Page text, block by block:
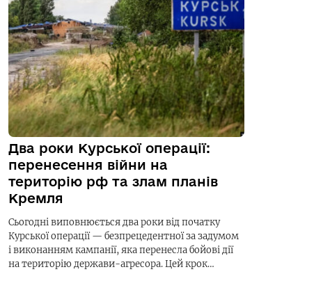
Два роки Курської операції:
перенесення війни на
територію рф та злам планів
Кремля
Сьогодні виповнюється два роки від початку
Курської операції — безпрецедентної за задумом
і виконанням кампанії, яка перенесла бойові дії
на територію держави-агресора. Цей крок…